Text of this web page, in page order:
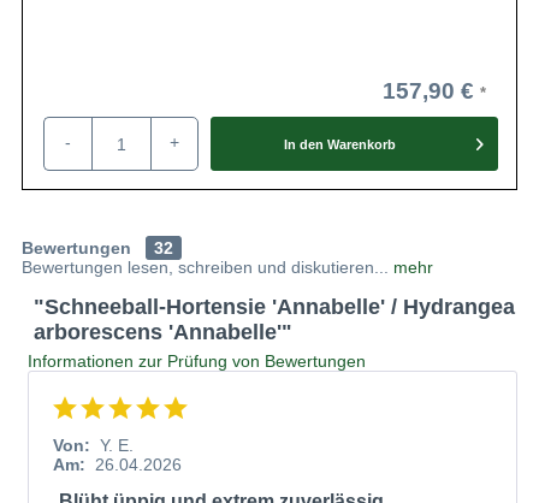
157,90 €
- + In den Warenkorb
Bewertungen
32
Bewertungen lesen, schreiben und diskutieren...
mehr
"Schneeball-Hortensie 'Annabelle' / Hydrangea
arborescens 'Annabelle'"
Informationen zur Prüfung von Bewertungen
Von: Y. E.
Am:
26.04.2026